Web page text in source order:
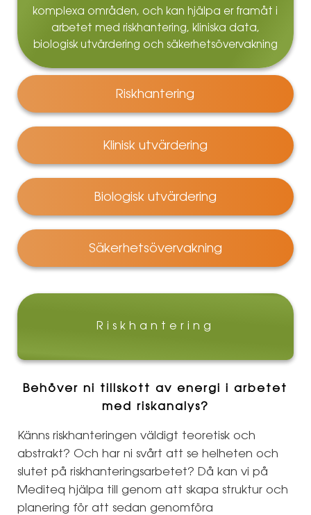
komplexa områden, och kan hjälpa er framåt i
arbetet med riskhantering, kliniska data,
biologisk utvärdering och säkerhetsövervakning
Riskhantering
Klinisk utvärdering
Biologisk utvärdering
Säkerhetsövervakning
Riskhantering
Behöver ni tillskott av energi i arbetet
med riskanalys?
Känns riskhanteringen väldigt teoretisk och
abstrakt? Och har ni svårt att se helheten och
slutet på riskhanteringsarbetet? Då kan vi på
Mediteq hjälpa till genom att skapa struktur och
planering för att sedan genomföra